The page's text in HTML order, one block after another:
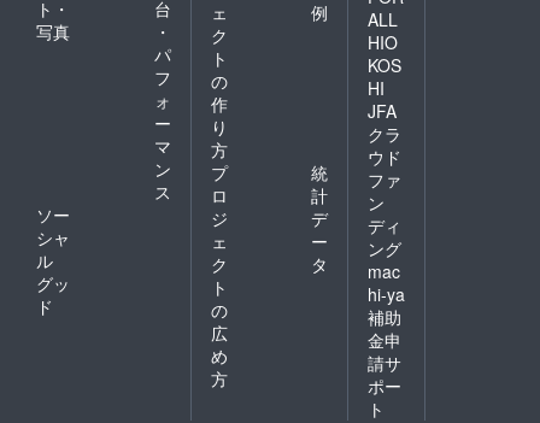
ト・
写真
台
・
パ
フ
ォ
ー
マ
ン
ス
ソー
シャ
ル
グッ
ド
ェ
ク
ト
の
作
り
方
例
プ
ロ
ジ
ェ
ク
ト
の
広
め
方
統
計
デ
ー
タ
ALL
HIO
KOS
HI
JFA
クラ
ウド
ファ
ン
ディ
ング
mac
hi-ya
補助
金申
請サ
ポー
ト